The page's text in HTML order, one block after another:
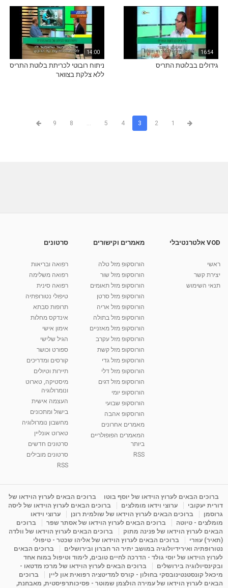
16:54
גידולים בבלוטת התריס
14:00
ניתוח רובוטי לכריתת בלוטת התריס
ללא צלקת בצוואר
1
2
3
4
5
...
8
9
VOD אלטרנטיבלי
ראשי
יצירת קשר
תנאי השימוש
מאמרים וקישורים
הורוסקופ מזל טלה
הורוסקופ מזל שור
הורוסקופ מזל תאומים
הורוסקופ מזל סרטן
הורוסקופ מזל אריה
הורוסקופ מזל בתולה
הורוסקופ מזל מאזניים
הורוסקופ מזל עקרב
הורוסקופ מזל קשת
הורוסקופ מזל גדי
הורוסקופ מזל דלי
הורוסקופ מזל דגים
הורוסקופ יומי
הורוסקופ שבועי
הורוסקופ אהבה
מאמרים אחרונים
המאמרים הפופולריים
ביותר
RSS
סרטונים
רפואה ובריאות
רפואה משלימה
רפואה סינית
טיפולי נטורופתיה
תרופות סבתא
אינדקס מחלות
אימון אישי
הגיל שלישי
ספורט וכושר
קורסים ומדריכים
תיירות וטיולים
מיסטיקה, טארוט
ונומרולוגיה
העצמה אישית
בישול ומתכונים
מחשבון נומרולוגיה
טארוט אונליין
סרטונים חדשים
סרטונים מובילים
RSS
ברוכים הבאים לערוץ הוידאו של יוסף בוטו
ברוכים הבאים לערוץ הוידאו של
דורית יעקובי
ערוצי וידאו מומלצים
ברוכים הבאים לערוץ הוידאו של ליסה
גרוסמן
ברוכים הבאים לערוץ הוידאו של שולמית רונן
ערוצי וידאו
מומלצים - טיוטה
ברוכים הבאים לערוץ הוידאו של אסתר שפר
ברוכים
הבאים לערוץ הוידאו של פנינה מתוק
ברוכים הבאים לערוץ הוידאו של וולדה
(תאיר) עוזרי
ברוכים הבאים לערוץ הוידאו של אליהו שכטר - טיפולי
נטורופתיה ואירידיולוגיה במושב יתיר הר חברון ובירושלים
ברוכים הבאים
לערוץ הוידאו של יוסי גולד - הדרכה לחיים טובים, לימוד וטיפול במוח אחד
ובקינסיולוגיה בירושלים
ברוכים הבאים לערוץ הוידאו של מרכז מדטאו -
מיכאל קונסטנטינובסקי בחולון - קורס למדיטציה רפואית און ליין
ברוכים
הבאים לערוץ הוידאו של עמירה הולצמן שמוטר - פסיכותרפיסטית, מאבחנת,